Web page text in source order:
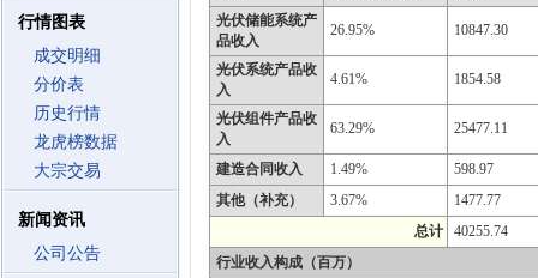
行情图表
成交明细
分价表
历史行情
龙虎榜数据
大宗交易
新闻资讯
公司公告
光伏储能系统产
品收入
26.95% 10847.30
光伏系统产品收
入
4.61% 1854.58
光伏组件产品收
入
63.29% 25477.11
建造合同收入 1.49%
598.97
其他（补充）
3.67%
1477.77
总计
40255.74
行业收入构成（百万）